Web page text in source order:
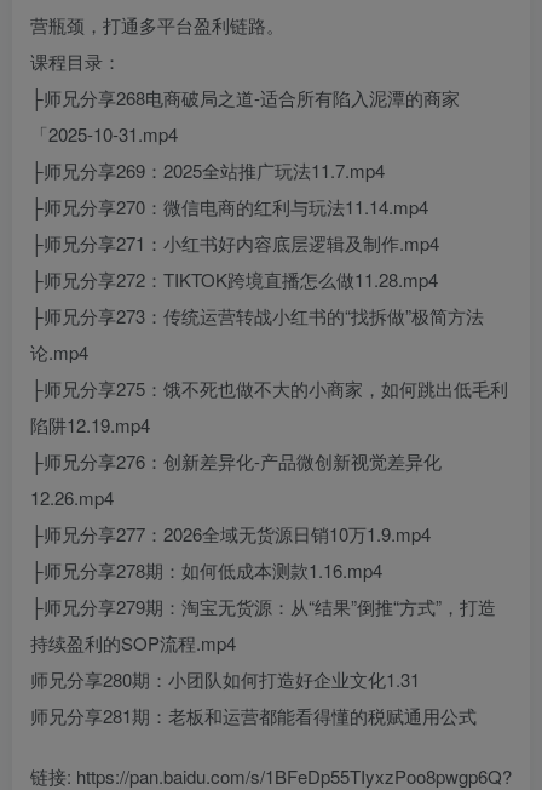
营瓶颈，打通多平台盈利链路。
课程目录：
├师兄分享268电商破局之道-适合所有陷入泥潭的商家
「2025-10-31.mp4
├师兄分享269：2025全站推广玩法11.7.mp4
├师兄分享270：微信电商的红利与玩法11.14.mp4
├师兄分享271：小红书好内容底层逻辑及制作.mp4
├师兄分享272：TIKTOK跨境直播怎么做11.28.mp4
├师兄分享273：传统运营转战小红书的“找拆做”极简方法
论.mp4
├师兄分享275：饿不死也做不大的小商家，如何跳出低毛利
陷阱12.19.mp4
├师兄分享276：创新差异化-产品微创新视觉差异化
12.26.mp4
├师兄分享277：2026全域无货源日销10万1.9.mp4
├师兄分享278期：如何低成本测款1.16.mp4
├师兄分享279期：淘宝无货源：从“结果”倒推“方式”，打造
持续盈利的SOP流程.mp4
师兄分享280期：小团队如何打造好企业文化1.31
师兄分享281期：老板和运营都能看得懂的税赋通用公式
链接: https://pan.baidu.com/s/1BFeDp55TIyxzPoo8pwgp6Q?